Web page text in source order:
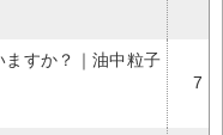
すか？｜油中粒子
7